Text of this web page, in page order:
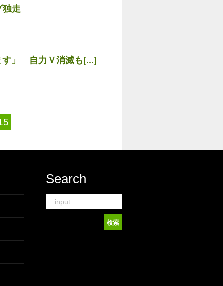
独走
す」 自力Ｖ消滅も[...]
Search